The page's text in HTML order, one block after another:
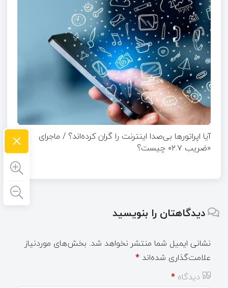
آیا اپراتورها بی‌صدا اینترنت را گران کرده‌اند؟ / ماجرای
«ضریب ۲.۷» چیست؟
دیدگاهتان را بنویسید
نشانی ایمیل شما منتشر نخواهد شد. بخش‌های موردنیاز
علامت‌گذاری شده‌اند *
دیدگاه *
×